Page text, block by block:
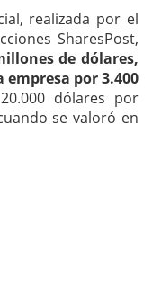
realizada por el
SharesPost,
de dólares,
empresa por 3.400
dólares por
se valoró en